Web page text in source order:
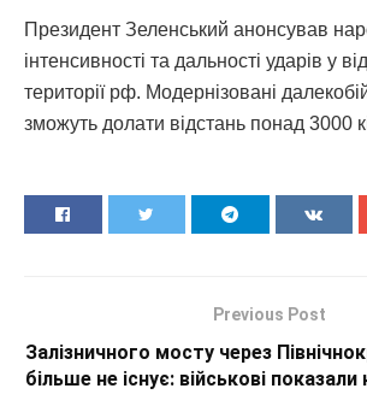
Президент Зеленський анонсував
інтенсивності та дальності ударів у
території рф. Модернізовані
зможуть долати відстань понад 3000
Previous Post
Залізничного мосту через
більше не існує: військові